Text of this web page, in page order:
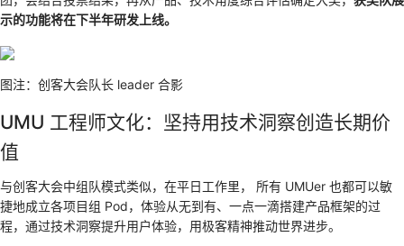
示的功能将在下半年研发上线。
图注：创客大会队长 leader 合影
UMU 工程师文化：坚持用技术洞察创造长期价
值
与创客大会中组队模式类似，在平日工作里， 所有 UMUer 也都可以敏
捷地成立各项目组 Pod，体验从无到有、一点一滴搭建产品框架的过
程，通过技术洞察提升用户体验，用极客精神推动世界进步。